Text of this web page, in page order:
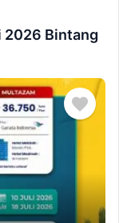
2026 Bintang